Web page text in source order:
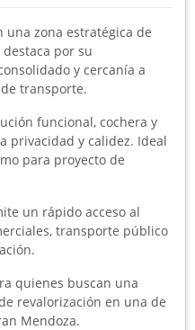
una zona estratégica de
por su
y cercanía a
transporte.
funcional, cochera y
privacidad y calidez. Ideal
para proyecto de
un rápido acceso al
transporte público
quienes buscan una
revalorización en una de
Mendoza.